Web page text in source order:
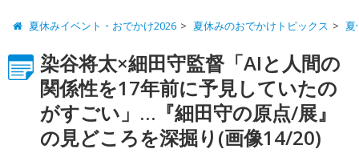
夏休みイベント・おでかけ2026 夏休みのおでかけトピックス 夏
染谷将太×細田守監督「AIと人間の
関係性を17年前に予見していたの
がすごい」…『細田守の原点/展』
の見どころを深掘り(画像14/20)